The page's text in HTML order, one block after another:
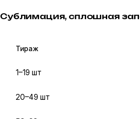
Сублимация, сплошная
Тираж
1–19 шт
20–49 шт